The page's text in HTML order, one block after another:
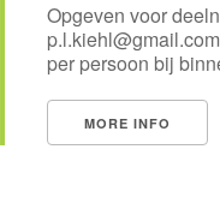
Opgeven voor
per persoon bij
MORE INFO